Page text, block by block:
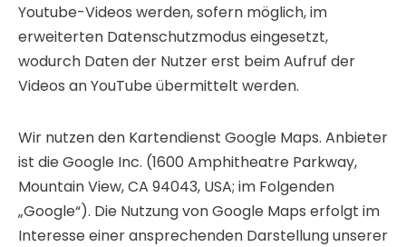
Youtube-Videos werden, sofern möglich, im
erweiterten Datenschutzmodus eingesetzt,
wodurch Daten der Nutzer erst beim Aufruf der
Videos an YouTube übermittelt werden.
Wir nutzen den Kartendienst Google Maps. Anbieter
ist die Google Inc. (1600 Amphitheatre Parkway,
Mountain View, CA 94043, USA; im Folgenden
„Google“). Die Nutzung von Google Maps erfolgt im
Interesse einer ansprechenden Darstellung unserer